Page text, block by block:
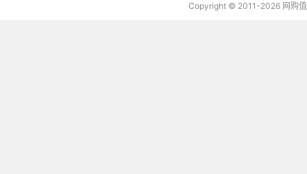
Copyright © 2011-2026 网购